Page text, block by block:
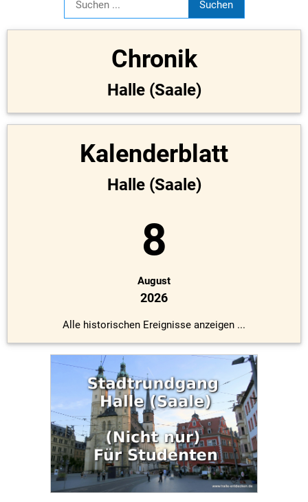
Chronik
Halle (Saale)
Kalenderblatt
Halle (Saale)
8
August
2026
Alle historischen Ereignisse anzeigen ...